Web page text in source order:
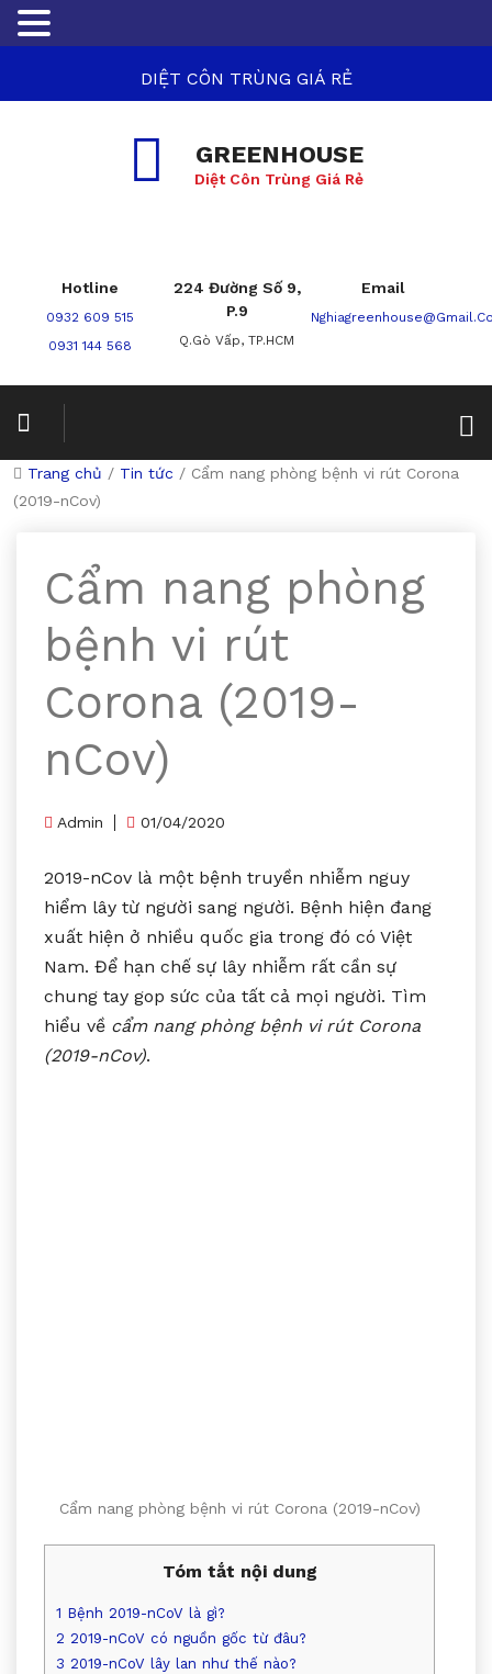
DIỆT CÔN TRÙNG GIÁ RẺ
GREENHOUSE
Diệt Côn Trùng Giá Rẻ
Hotline
0932 609 515
0931 144 568
224 Đường Số 9,
P.9
Q.Gò Vấp, TP.HCM
Email
Trang chủ / Tin tức / Cẩm nang phòng bệnh vi rút Corona
(2019-nCov)
Cẩm nang phòng
bệnh vi rút
Corona (2019-
nCov)
Admin 01/04/2020
2019-nCov là một bệnh truyền nhiễm nguy
hiểm lây từ người sang người. Bệnh hiện đang
xuất hiện ở nhiều quốc gia trong đó có Việt
Nam. Để hạn chế sự lây nhiễm rất cần sự
chung tay gop sức của tất cả mọi người. Tìm
hiểu về cẩm nang phòng bệnh vi rút Corona
(2019-nCov).
Cẩm nang phòng bệnh vi rút Corona (2019-nCov)
Tóm tắt nội dung
1 Bệnh 2019-nCoV là gì?
2 2019-nCoV có nguồn gốc từ đâu?
3 2019-nCoV lây lan như thế nào?